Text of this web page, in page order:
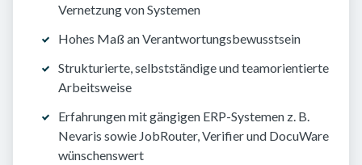
Vernetzung von Systemen
Hohes Maß an Verantwortungsbewusstsein
Strukturierte, selbstständige und teamorientierte
Arbeitsweise
Erfahrungen mit gängigen ERP-Systemen z. B.
Nevaris sowie JobRouter, Verifier und DocuWare
wünschenswert